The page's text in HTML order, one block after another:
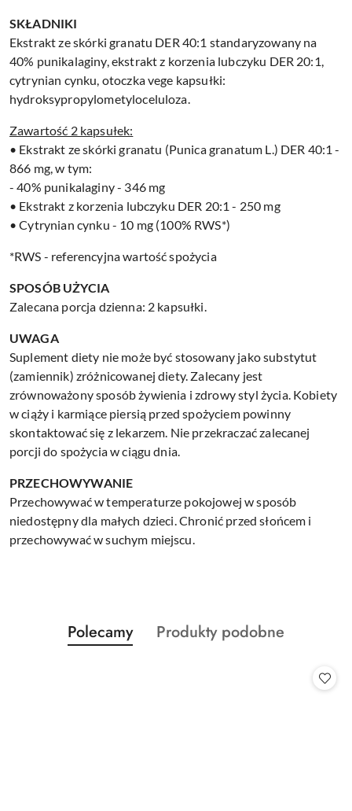
SKŁADNIKI
Ekstrakt ze skórki granatu DER 40:1 standaryzowany na
40% punikalaginy, ekstrakt z korzenia lubczyku DER 20:1,
cytrynian cynku, otoczka vege kapsułki:
hydroksypropylometyloceluloza.
Zawartość 2 kapsułek:
• Ekstrakt ze skórki granatu (Punica granatum L.) DER 40:1 -
866 mg, w tym:
- 40% punikalaginy - 346 mg
• Ekstrakt z korzenia lubczyku DER 20:1 - 250 mg
• Cytrynian cynku - 10 mg (100% RWS*)
*RWS - referencyjna wartość spożycia
SPOSÓB UŻYCIA
Zalecana porcja dzienna: 2 kapsułki.
UWAGA
Suplement diety nie może być stosowany jako substytut
(zamiennik) zróżnicowanej diety. Zalecany jest
zrównoważony sposób żywienia i zdrowy styl życia. Kobiety
w ciąży i karmiące piersią przed spożyciem powinny
skontaktować się z lekarzem. Nie przekraczać zalecanej
porcji do spożycia w ciągu dnia.
PRZECHOWYWANIE
Przechowywać w temperaturze pokojowej w sposób
niedostępny dla małych dzieci. Chronić przed słońcem i
przechowywać w suchym miejscu.
Pomiń karuzelę produktów
Produkty
o
Polecamy
Produkty
Produkty podobne